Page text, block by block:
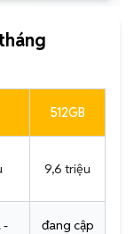
512GB
9,6 triệu
-
đang cập